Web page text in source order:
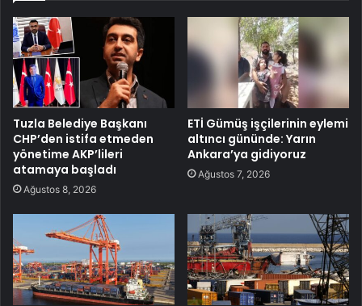
Tuzla Belediye Başkanı
CHP’den istifa etmeden
yönetime AKP’lileri
atamaya başladı
Ağustos 8, 2026
ETİ Gümüş işçilerinin eylemi
altıncı gününde: Yarın
Ankara’ya gidiyoruz
Ağustos 7, 2026